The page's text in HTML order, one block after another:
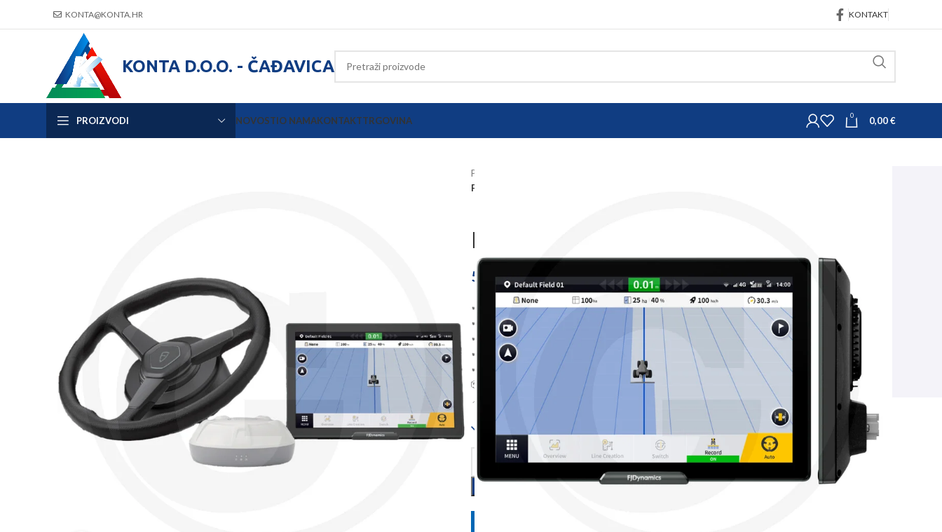
KONTA@KONTA.HR KONTAKT
KONTA D.O.O. - ČAĐAVICA
PROIZVODI NOVOSTIO NAMAKONTAKTTRGOVINA 0 0,00€
Početna
FJ Dynamics AT2 Max autopilot
FJ Dynamics AT2 Max autopilot
5.025,50€
✔ 12,1” veliki zaslon (+46 % više vidljive površine)
✔ ISOBUS UT preko cijelog ekrana (do 24 sekcije)
✔ Automatsko upravljanje – manje umora, veća učinkovitost
✔ Cornering mode za precizne okrete
✔ Potpuna kompatibilnost s komponentama od FJDynamics
📦 Sve u kompletu – jednostavna i brza montaža.
📍 RTK signal – maksimalna preciznost.
DODAJ U KOŠARICU